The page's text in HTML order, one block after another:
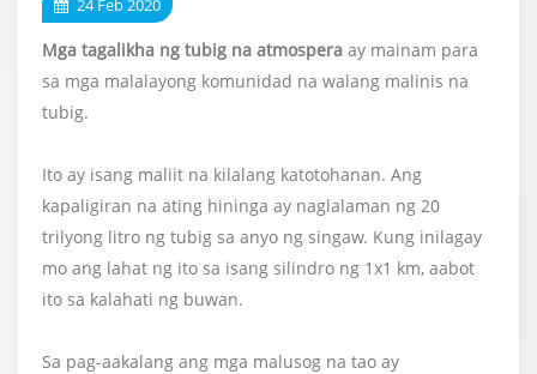
24 Feb 2020
Mga tagalikha ng tubig na atmospera ay mainam para
sa mga malalayong komunidad na walang malinis na
tubig.
Ito ay isang maliit na kilalang katotohanan. Ang
kapaligiran na ating hininga ay naglalaman ng 20
trilyong litro ng tubig sa anyo ng singaw. Kung inilagay
mo ang lahat ng ito sa isang silindro ng 1x1 km, aabot
ito sa kalahati ng buwan.
Sa pag-aakalang ang mga malusog na tao ay